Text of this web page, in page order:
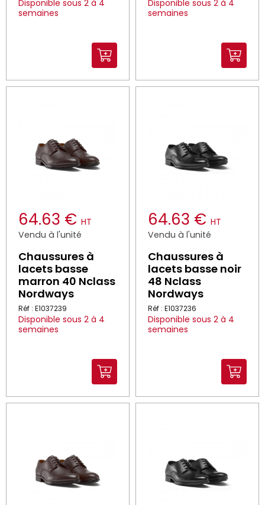
Disponible sous 2 à 4
semaines
Disponible sous 2 à 4
semaines
64.63 € HT
Vendu à l'unité
Chaussures à
lacets basse
marron 40 Nclass
Nordways
Réf : E1037239
Disponible sous 2 à 4
semaines
64.63 € HT
Vendu à l'unité
Chaussures à
lacets basse noir
48 Nclass
Nordways
Réf : E1037236
Disponible sous 2 à 4
semaines